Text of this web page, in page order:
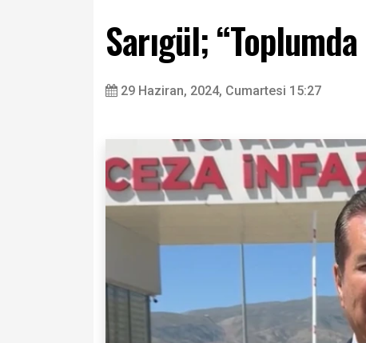
Sarıgül;
29 Haziran, 2024, Cumartesi 15:27